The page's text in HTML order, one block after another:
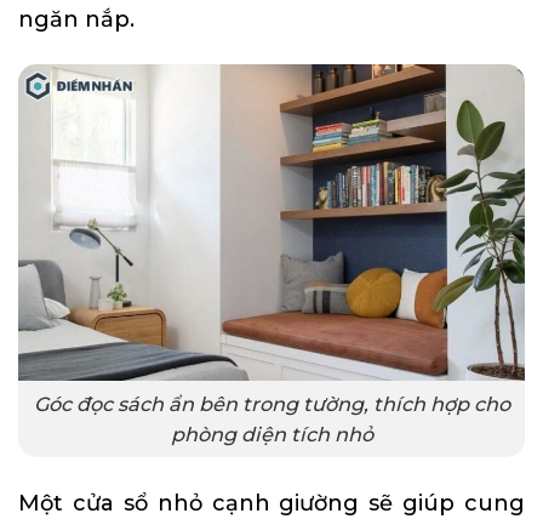
ngăn nắp.
Góc đọc sách ẩn bên trong tường, thích hợp cho
phòng diện tích nhỏ
Một cửa sổ nhỏ cạnh giường sẽ giúp cung